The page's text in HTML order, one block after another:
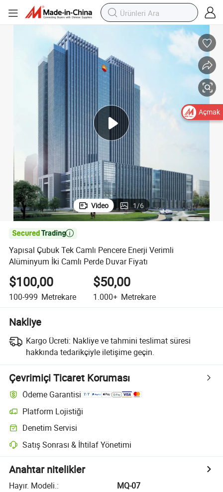
Video 1/6

Yapısal Çubuk Tek Camlı Pencere Enerji Verimli
Alüminyum İki Camlı Perde Duvar Fiyatı
$100,00
100-999 Metrekare
$50,00
1.000+ Metrekare
Nakliye
Kargo Ücreti: Nakliye ve tahmini teslimat süresi
hakkında tedarikçiyle iletişime geçin.
Çevrimiçi Ticaret Koruması
Ödeme Garantisi
Platform Lojistiği
Denetim Servisi
Satış Sonrası & İhtilaf Yönetimi
Anahtar nitelikler
Hayır. Modeli.:
MQ-07
Açmak